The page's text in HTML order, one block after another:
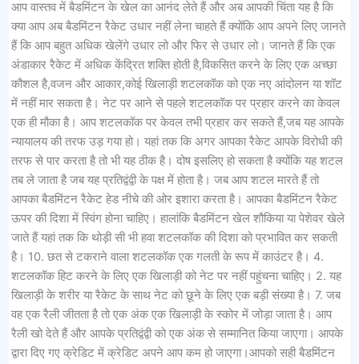
आप वास्तव में बैडमिंटन के खेल का आनंद लेते हैं और अब आपकी चिंता यह है कि
क्या आप अब बैडमिंटन रैकेट उधार नहीं लेना चाहते हैं क्योंकि आप अपने लिए जानते
हैं कि आप बहुत अधिक खेलेंगे उधार लो और फिर से उधार लो। जानते हैं कि एक
अंडाकार रैकेट में अधिक केंद्रित शक्ति होती है,विकसित करने के लिए एक अच्छा
कौशल है,वजन और आकार,कोई खिलाड़ी शटलकॉक को एक नए आंदोलन या शॉट
में नहीं मार सकता है। नेट पर आने से पहले शटलकॉक पर प्रहार करने का केवल
एक ही मौका है। आप शटलकॉक पर केवल तभी प्रहार कर सकते हैं,जब यह आपके
न्यायालय की तरफ उड़ गया हो। यहां तक ​​कि अगर आपका रैकेट आपके विरोधी की
तरफ से पार करता है तो भी यह ठीक है। दोष इसलिए हो सकता है क्योंकि यह शटल
तब ले जाता है जब यह प्रतिद्वंद्वी के पक्ष में होता है। जब आप शटल मारते हैं तो
आपका बैडमिंटन रैकेट हेड नीचे की ओर इशारा करता है। आपका बैडमिंटन रैकेट
ऊपर की दिशा में स्विंग होना चाहिए। हालांकि बैडमिंटन खेल शौकिया या पेशेवर खेले
जाते हैं यहां तक ​​कि थोड़ी सी भी हवा शटलकॉक की दिशा को प्रभावित कर सकती
है। 10. छत से टकराने वाला शटलकॉक एक गलती के रूप में काउंटर है। 4.
शटलकॉक हिट करने के लिए एक खिलाड़ी को नेट पर नहीं पहुंचना चाहिए। 2. यह
खिलाड़ी के शरीर या रैकेट के साथ नेट को छूने के लिए एक बड़ी संख्या है। 7. जब
वह एक रैली जीतता है तो एक अंक एक खिलाड़ी के स्कोर में जोड़ा जाता है। आप
रैली खो देते हैं और आपके प्रतिद्वंद्वी को एक अंक से सम्मानित किया जाएगा। आपके
द्वारा दिए गए क्रेडिट में क्रेडिट अपने आप कम हो जाएगा।आपको सही बैडमिंटन